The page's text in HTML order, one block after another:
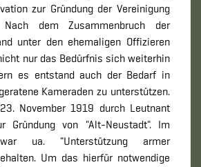
zur Gründung der Vereinigung
Nach dem Zusammenbruch der
unter den ehemaligen Offizieren
nur das Bedürfnis sich weiterhin
es entstand auch der Bedarf in
Kameraden zu unterstützen.
November 1919 durch Leutnant
Gründung von "Alt-Neustadt". Im
war ua. "Unterstützung armer
Um das hierfür notwendige